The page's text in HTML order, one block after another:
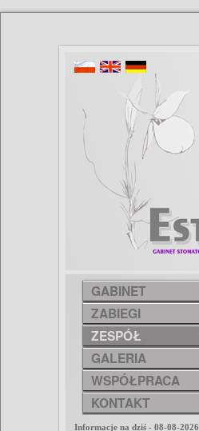
GABINET
ZABIEGI
ZESPÓŁ
GALERIA
WSPÓŁPRACA
KONTAKT
Informacje na dziś - 08-08-2026